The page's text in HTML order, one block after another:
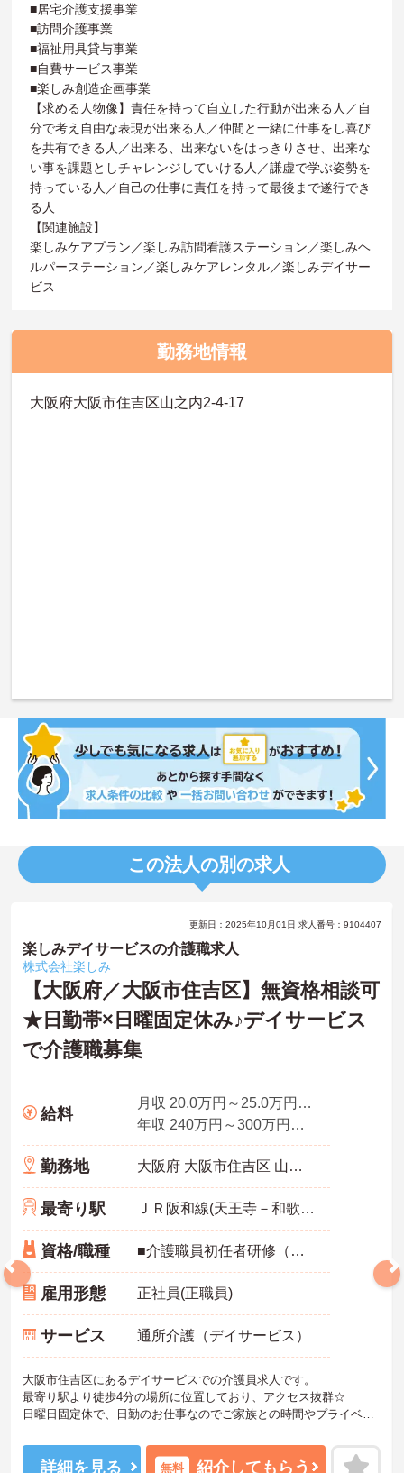
■居宅介護支援事業
■訪問介護事業
■福祉用具貸与事業
■自費サービス事業
■楽しみ創造企画事業
【求める人物像】責任を持って自立した行動が出来る人／自
分で考え自由な表現が出来る人／仲間と一緒に仕事をし喜び
を共有できる人／出来る、出来ないをはっきりさせ、出来な
い事を課題としチャレンジしていける人／謙虚で学ぶ姿勢を
持っている人／自己の仕事に責任を持って最後まで遂行でき
る人
【関連施設】
楽しみケアプラン／楽しみ訪問看護ステーション／楽しみヘ
ルパーステーション／楽しみケアレンタル／楽しみデイサー
ビス
勤務地情報
大阪府大阪市住吉区山之内2-4-17
この法人の別の求人
更新日：2025年10月01日 求人番号：9104407
楽しみデイサービスの介護職求人
株式会社楽しみ
【大阪府／大阪市住吉区】無資格相談可
★日勤帯×日曜固定休み♪デイサービス
で介護職募集
給料
月収 20.0万円～25.0万円程度（諸手当込）
年収 240万円～300万円程度※
勤務地 大阪府 大阪市住吉区 山之内2-4-17
最寄り駅 ＪＲ阪和線(天王寺－和歌山)「我孫子町駅」徒歩10分
資格/職種 ■介護職員初任者研修（ヘルパー2級）以上 介護福祉士 ※無資格相談可
雇用形態 正社員(正職員)
サービス 通所介護（デイサービス）
大阪市住吉区にあるデイサービスでの介護員求人です。
最寄り駅より徒歩4分の場所に位置しており、アクセス抜群☆
日曜日固定休で、日勤のお仕事なのでご家族との時間やプライベー
プロ意識を持って、意欲的に取り組める方歓迎♪スキルアップの為の
研修もあるので、着実に経験やキャリアを積むことが可能です◎
詳細を見る 無料 紹介してもらう